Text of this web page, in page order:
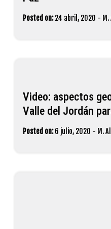
Posted on: 24 abril, 2020 -
Video: aspectos
Valle del Jordán
Posted on: 6 julio, 2020 - M.